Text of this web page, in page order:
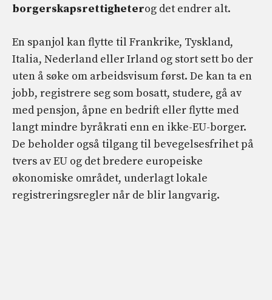
borgerskapsrettigheterog det endrer alt.
En spanjol kan flytte til Frankrike, Tyskland,
Italia, Nederland eller Irland og stort sett bo der
uten å søke om arbeidsvisum først. De kan ta en
jobb, registrere seg som bosatt, studere, gå av
med pensjon, åpne en bedrift eller flytte med
langt mindre byråkrati enn en ikke-EU-borger.
De beholder også tilgang til bevegelsesfrihet på
tvers av EU og det bredere europeiske
økonomiske området, underlagt lokale
registreringsregler når de blir langvarig.